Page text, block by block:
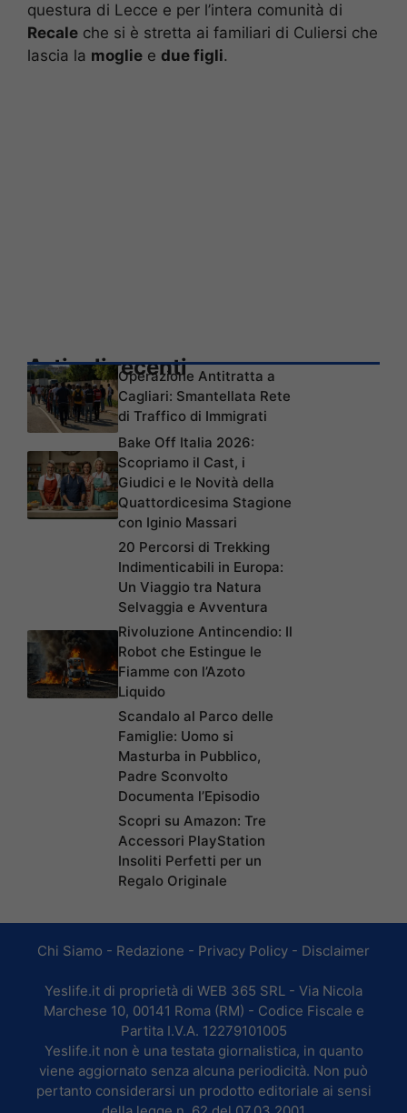
questura di Lecce e per l’intera comunità di
Recale che si è stretta ai familiari di Culiersi che
lascia la moglie e due figli.
Articoli recentiOperazione Antitratta a
Cagliari: Smantellata Rete
di Traffico di Immigrati
Bake Off Italia 2026:
Scopriamo il Cast, i
Giudici e le Novità della
Quattordicesima Stagione
con Iginio Massari
20 Percorsi di Trekking
Indimenticabili in Europa:
Un Viaggio tra Natura
Selvaggia e Avventura
Rivoluzione Antincendio: Il
Robot che Estingue le
Fiamme con l’Azoto
Liquido
Scandalo al Parco delle
Famiglie: Uomo si
Masturba in Pubblico,
Padre Sconvolto
Documenta l’Episodio
Scopri su Amazon: Tre
Accessori PlayStation
Insoliti Perfetti per un
Regalo Originale
Chi Siamo - Redazione - Privacy Policy - Disclaimer
Yeslife.it di proprietà di WEB 365 SRL - Via Nicola
Marchese 10, 00141 Roma (RM) - Codice Fiscale e
Partita I.V.A. 12279101005
Yeslife.it non è una testata giornalistica, in quanto
viene aggiornato senza alcuna periodicità. Non può
pertanto considerarsi un prodotto editoriale ai sensi